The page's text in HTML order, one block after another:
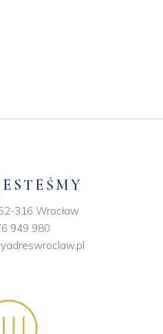
316 Wrocław
949 980